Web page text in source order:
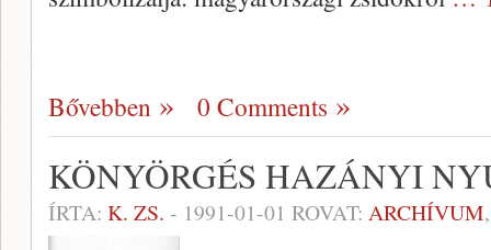
Bővebben 0 Comments
KÖNYÖRGÉS HAZÁNYI
ÍRTA: K. ZS. - 1991-01-01 ROVAT: ARCHÍVUM